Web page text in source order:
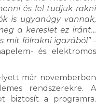
és fel tudjuk rakni
is ugyanúgy vannak,
a kereslet ez iránt…
mit fölrakni igazából”-
és elektromos
már novemberben
rendszerekre. A
biztosít a programra.